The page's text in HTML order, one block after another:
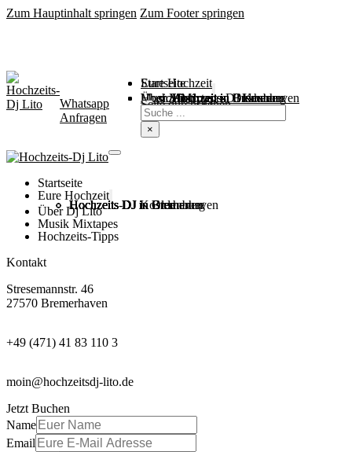
Zum Hauptinhalt springen Zum Footer springen
Startseite
Eure Hochzeit
Hochzeit in Bremen
Hochzeit in Bremerhaven
Hochzeit in Cuxhaven
Hochzeit in Oldenburg
Hochzeits-DJ Kosten
Über Mich
Music / Mixtapes
Hochzeitstipps
Seite durchsuchen
Suchen
×
Whatsapp
Anfragen
Startseite
Eure Hochzeit
Hochzeits DJ in Bremen
Hochzeits DJ in Bremerhaven
Hochzeits DJ in Cuxhaven
Hochzeits DJ in Oldenburg
Hochzeits-DJ Kosten
Über Dj Lito
Musik Mixtapes
Hochzeits-Tipps
Kontakt
Stresemannstr. 46
27570 Bremerhaven
+49 (471) 41 83 110 3
moin@hochzeitsdj-lito.de
Jetzt Buchen
Name
Email